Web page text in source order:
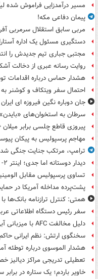
مسیر درآمدزایی فراموش شده
پیمان دفاعی مکه!
مربی سابق استقلال سرمربی
دستگیری مسئول یک اداره
مجتبی جباری تیم جدیدش را
روایت رسانه عبری از دخالت
هشدار حماس درباره اقدامات
احتمال سفر ویتکاف و کوشنر به
جان دوباره نگین فیروزه ای
سرطان به استخوان‌های
پیروزی قاطع چلسی برابر میلان
مهاجم پرسپولیس به پیکان
ترامپ، مرتکب جنایت جنگی
دیدار دوستانه اما جدی؛ اینتر ۲- یوونتوس ۱ +فیلم
تساوی پرسپولیس مقابل
پشت‌پرده مداخله آمریکا در
همتی: کنترل ترازنامه بانک‌ها
سفر رئیس دستگاه اطلاعاتی
دلیل مخالفت AFC با میزبانی آبی‌ها در عراق
سخنگوی ارتش: نظم ایرانی
هشدار الموسوی درباره توطئه
تعطیلی تدریجی مراکز دیالیز
خاویر باردم؛ یک ستاره در